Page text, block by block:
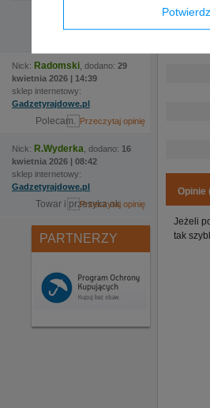
Nick: Radomski , dodano: 29
kwietnia 2026 | 14:39
sklep internetowy:
Gadzetyrajdowe.pl
Polecam.
Nick: R.Wyderka , dodano: 16
kwietnia 2026 | 08:42
sklep internetowy:
Gadzetyrajdowe.pl
Towar i przesyka ok
PARTNERZY
Opinie
Jeżeli
tak